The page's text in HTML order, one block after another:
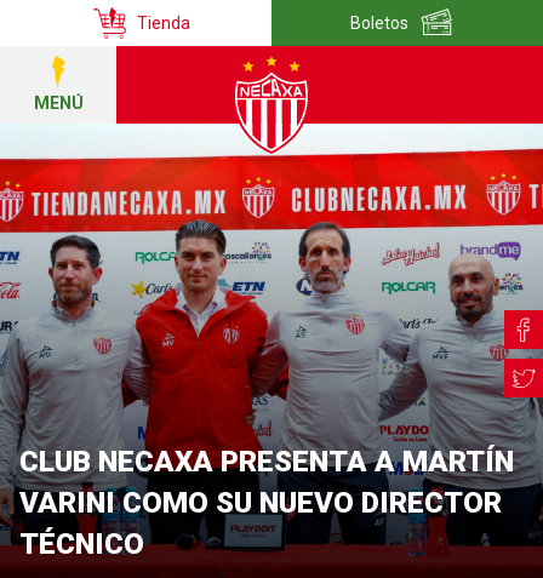
Tienda Boletos
MENÚ
CLUB NECAXA PRESENTA A MARTÍN
VARINI COMO SU NUEVO DIRECTOR
TÉCNICO